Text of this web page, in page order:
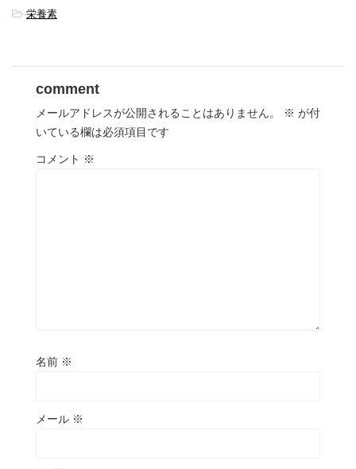
-栄養素
comment
メールアドレスが公開されることはありません。 ※ が付
いている欄は必須項目です
コメント ※
名前 ※
メール ※